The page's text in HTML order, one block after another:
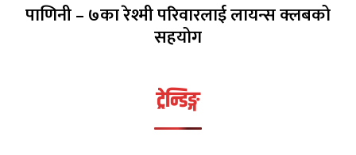
पाणिनी – ७का रेश्मी परिवारलाई लायन्स क्लबको
सहयोग
ट्रेन्डिङ्ग